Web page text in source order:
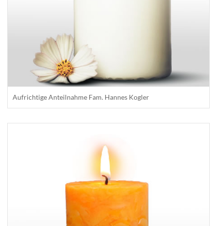
Aufrichtige Anteilnahme Fam. Hannes Kogler